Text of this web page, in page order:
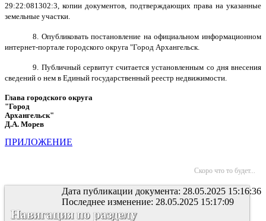
29:22:081302:3, копии документов, подтверждающих права на указанные
земельные участки.
8. Опубликовать постановление на официальном информационном
интернет-портале городского округа "Город Архангельск.
9. Публичный сервитут считается установленным со дня внесения
сведений о нем в Единый государственный реестр недвижимости.
Глава городского округа
"Город
Архангельск"
Д.А. Морев
ПРИЛОЖЕНИЕ
Скоро что то будет...
Дата публикации документа: 28.05.2025 15:16:36
Последнее изменение: 28.05.2025 15:17:09
Навигация по разделу